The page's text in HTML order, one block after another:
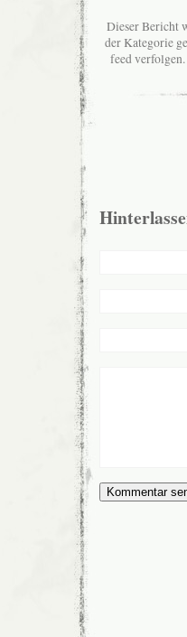
Dieser Bericht
der Kategorie
feed